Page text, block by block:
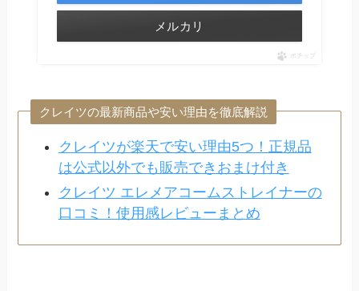
メルカリ
ポチップ
クレイツの最新商品や安い理由を徹底解説
クレイツが楽天で安い理由5つ！正規品
は公式以外でも販売できおまけ付き
クレイツ エレメアコームストレイナーの
口コミ！使用感レビューまとめ